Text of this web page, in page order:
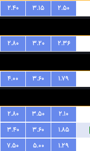
۲.۵۰ ۳.۱۵
۲.۴۰
۲.۳۶ ۳.۲۰
۲.۸۰
۱.۷۹ ۳.۶۰
۴.۰۰
۲.۱۰ ۳.۵۰
۲.۸۰
۱.۸۵ ۳.۶۰
۳.۴۰
۱.۲۹ ۵.۰۰
۷.۵۰